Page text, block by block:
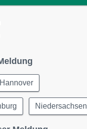
Hannover
Niedersachsen